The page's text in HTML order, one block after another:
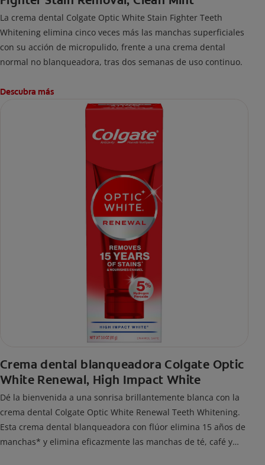
La crema dental Colgate Optic White Stain Fighter Teeth
Whitening elimina cinco veces más las manchas superficiales
con su acción de micropulido, frente a una crema dental
normal no blanqueadora, tras dos semanas de uso continuo.
Descubra más
Crema dental blanqueadora Colgate Optic
White Renewal, High Impact White
Dé la bienvenida a una sonrisa brillantemente blanca con la
crema dental Colgate Optic White Renewal Teeth Whitening.
Esta crema dental blanqueadora con flúor elimina 15 años de
manchas* y elimina eficazmente las manchas de té, café y